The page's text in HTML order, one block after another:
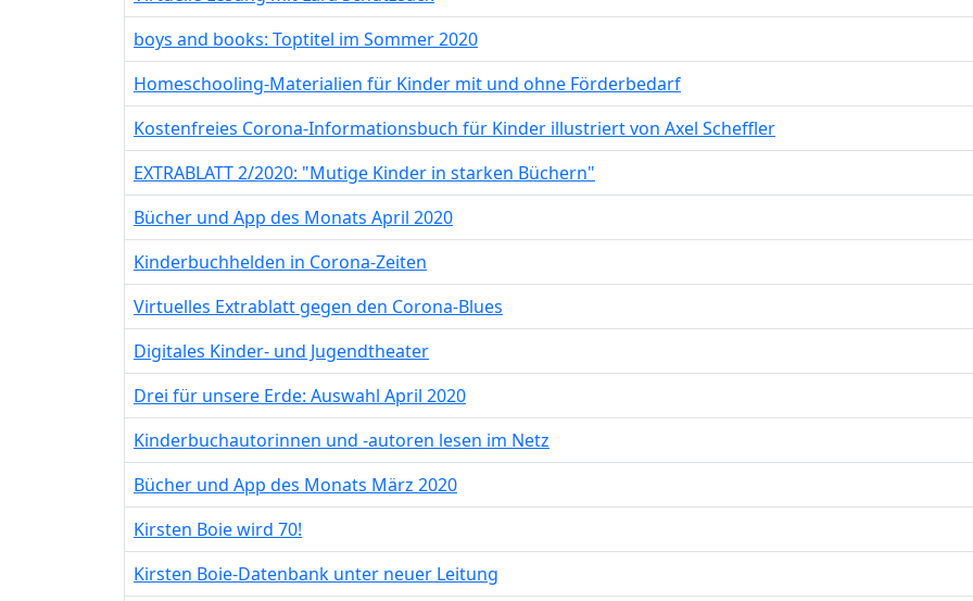
boys and books: Toptitel im Sommer 2020
Homeschooling-Materialien für Kinder mit und ohne Förderbedarf
Kostenfreies Corona-Informationsbuch für Kinder illustriert von Axel Scheffler
EXTRABLATT 2/2020: "Mutige Kinder in starken Büchern"
Bücher und App des Monats April 2020
Kinderbuchhelden in Corona-Zeiten
Virtuelles Extrablatt gegen den Corona-Blues
Digitales Kinder- und Jugendtheater
Drei für unsere Erde: Auswahl April 2020
Kinderbuchautorinnen und -autoren lesen im Netz
Bücher und App des Monats März 2020
Kirsten Boie wird 70!
Kirsten Boie-Datenbank unter neuer Leitung